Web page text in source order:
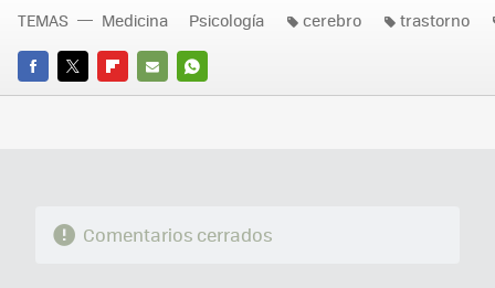
FACEBOOK
TWITTERFLIPBOARD
E-
WHATSAPP
TEMAS Medicina Psicología cerebro trastorno
Comentarios cerrados